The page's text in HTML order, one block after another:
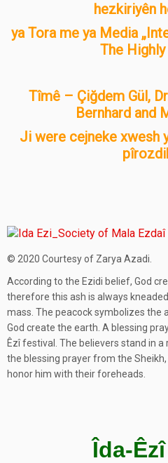
hezkiriyên
ya Tora me ya Media
The Highly
Tîmê – Çiğdem Gül,
Bernhard and
Ji were cejneke xwesh
© 2020 Courtesy of Zarya Azadi.
According to the Ezidi belief, God
therefore this ash is always
mass. The peacock symbolizes the
God create the earth. A blessing
Êzî festival. The believers stand in
the blessing prayer from the
honor him with their foreheads.
Îda-